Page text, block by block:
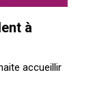
à
accueillir